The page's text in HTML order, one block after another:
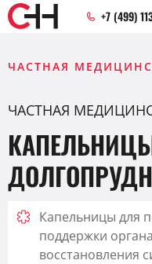
+7 (499)
ЧАСТНАЯ
ЧАСТНАЯ
Капельницы для
поддержки
восстановления